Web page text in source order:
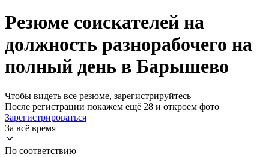
Резюме соискателей на
должность разнорабочего на
полный день в Барышево
Чтобы видеть все резюме, зарегистрируйтесь
После регистрации покажем ещё 28 и откроем фото
Зарегистрироваться
За всё время
По соответствию